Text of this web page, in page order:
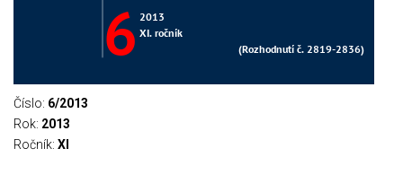
Číslo: 6/2013
Rok: 2013
Ročník: XI